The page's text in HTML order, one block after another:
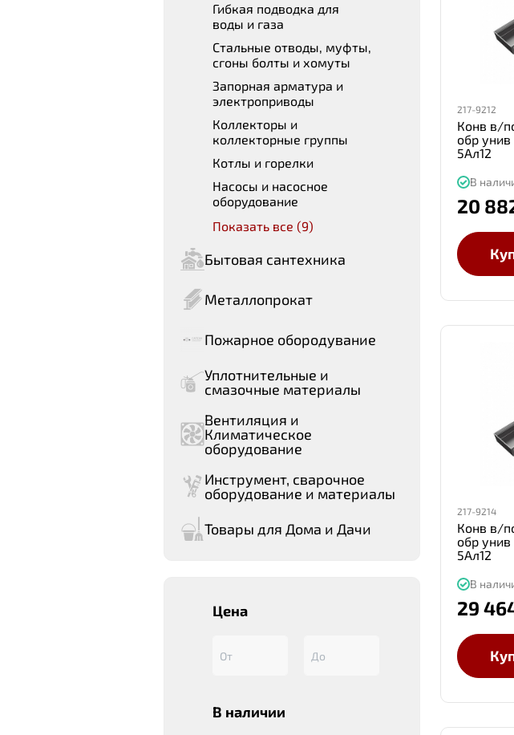
Гибкая подводка для
воды и газа
Стальные отводы, муфты,
сгоны болты и хомуты
Запорная арматура и
электроприводы
Коллекторы и
коллекторные группы
Котлы и горелки
Насосы и насосное
оборудование
Показать все (9)
Бытовая сантехника
Металлопрокат
Пожарное обородувание
Уплотнительные и
смазочные материалы
Вентиляция и
Климатическое
оборудование
Инструмент, сварочное
оборудование и материалы
Товары для Дома и Дачи
Цена
В наличии
217-9212
Конв в/
обр
5Ал12
В
20
217-9214
Конв в/
обр
5Ал12
В
29